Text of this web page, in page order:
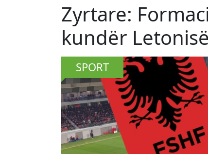
Zyrtare:
kundër Letonisë
SPORT